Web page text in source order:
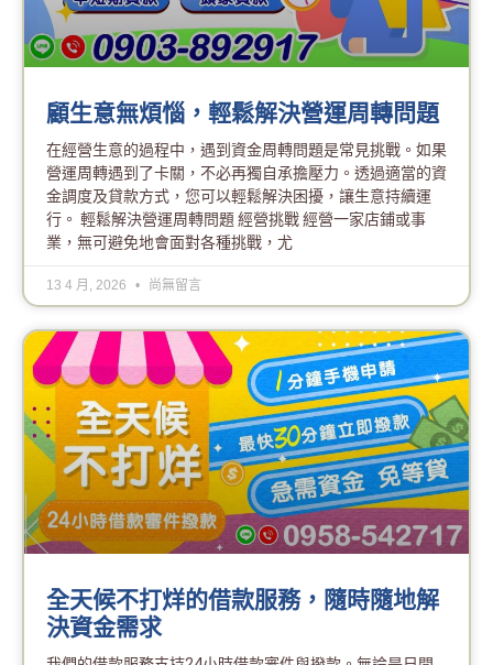
顧生意無煩惱，輕鬆解決營運周轉問題
在經營生意的過程中，遇到資金周轉問題是常見挑戰。如果
營運周轉遇到了卡關，不必再獨自承擔壓力。透過適當的資
金調度及貸款方式，您可以輕鬆解決困擾，讓生意持續運
行。 輕鬆解決營運周轉問題 經營挑戰 經營一家店鋪或事
業，無可避免地會面對各種挑戰，尤
13 4 月, 2026 尚無留言
全天候不打烊的借款服務，隨時隨地解
決資金需求